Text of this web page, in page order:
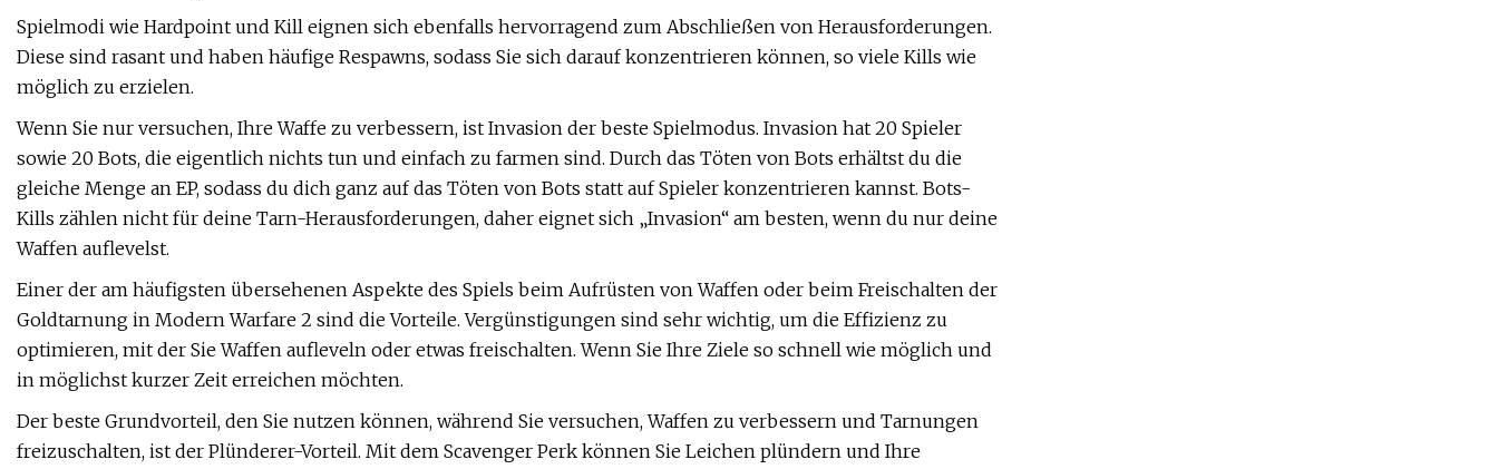
Spielmodi wie Hardpoint und Kill eignen sich ebenfalls hervorragend zum Abschließen von Herausforderungen.
Diese sind rasant und haben häufige Respawns, sodass Sie sich darauf konzentrieren können, so viele Kills wie
möglich zu erzielen.
Wenn Sie nur versuchen, Ihre Waffe zu verbessern, ist Invasion der beste Spielmodus. Invasion hat 20 Spieler
sowie 20 Bots, die eigentlich nichts tun und einfach zu farmen sind. Durch das Töten von Bots erhältst du die
gleiche Menge an EP, sodass du dich ganz auf das Töten von Bots statt auf Spieler konzentrieren kannst. Bots-
Kills zählen nicht für deine Tarn-Herausforderungen, daher eignet sich „Invasion“ am besten, wenn du nur deine
Waffen auflevelst.
Einer der am häufigsten übersehenen Aspekte des Spiels beim Aufrüsten von Waffen oder beim Freischalten der
Goldtarnung in Modern Warfare 2 sind die Vorteile. Vergünstigungen sind sehr wichtig, um die Effizienz zu
optimieren, mit der Sie Waffen aufleveln oder etwas freischalten. Wenn Sie Ihre Ziele so schnell wie möglich und
in möglichst kurzer Zeit erreichen möchten.
Der beste Grundvorteil, den Sie nutzen können, während Sie versuchen, Waffen zu verbessern und Tarnungen
freizuschalten, ist der Plünderer-Vorteil. Mit dem Scavenger Perk können Sie Leichen plündern und Ihre